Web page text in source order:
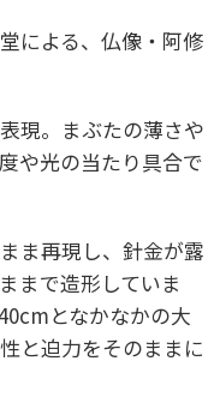
による、仏像・阿修
現。まぶたの薄さや
や光の当たり具合で
ま再現し、針金が露
まで造形していま
となかなかの大
と迫力をそのままに